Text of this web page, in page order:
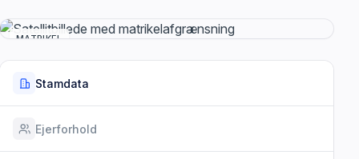
MATRIKEL
Stamdata
Ejerforhold